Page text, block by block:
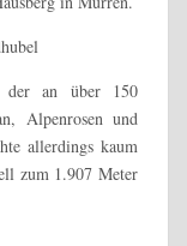
an über 150
Alpenrosen und
allerdings kaum
zum 1.907 Meter